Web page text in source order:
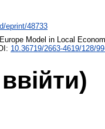
eprint/48733
Model in Local
10.36719/2663-4619/128/